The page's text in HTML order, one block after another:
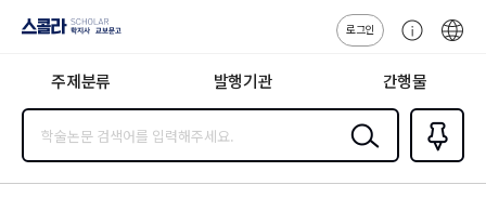
지사·교보문고
로그인
센
주제분류 발행기관 간행물
검색
즐겨찾
기0